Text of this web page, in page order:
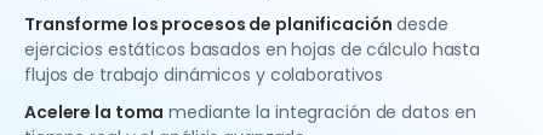
Transforme los procesos de planificación desde
ejercicios estáticos basados en hojas de cálculo hasta
flujos de trabajo dinámicos y colaborativos
Acelere la toma mediante la integración de datos en